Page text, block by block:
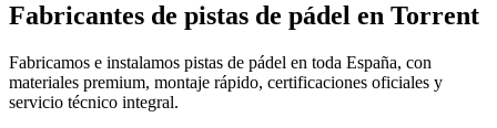
Fabricantes de pistas de pádel en Torrent
Fabricamos e instalamos pistas de pádel en toda España, con
materiales premium, montaje rápido, certificaciones oficiales y
servicio técnico integral.